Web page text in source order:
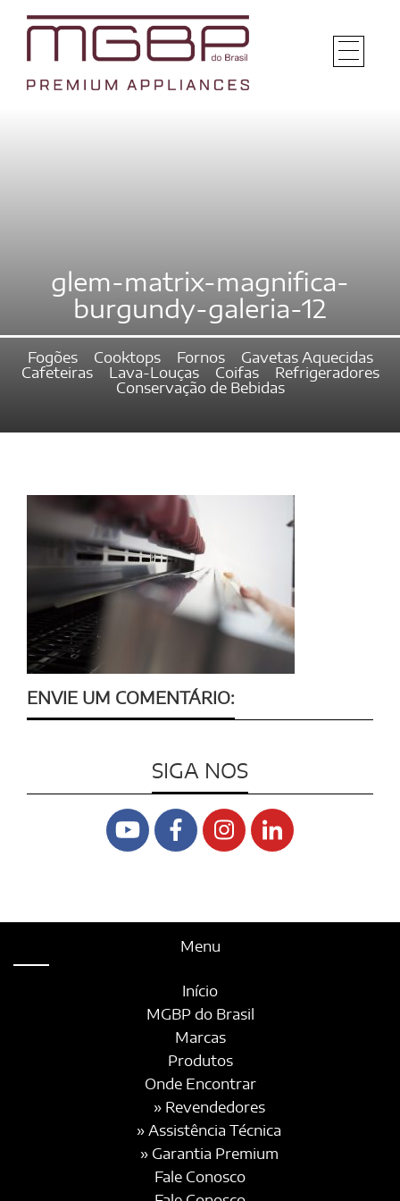
glem-matrix-magnifica-
burgundy-galeria-12
Fogões Cooktops Fornos
Gavetas Aquecidas
Cafeteiras
Lava-Louças Coifas
Refrigeradores
Conservação de Bebidas
ENVIE UM COMENTÁRIO:
SIGA NOS
Menu
Início
MGBP do Brasil
Marcas
Produtos
Onde Encontrar
» Revendedores
» Assistência Técnica
» Garantia Premium
Fale Conosco